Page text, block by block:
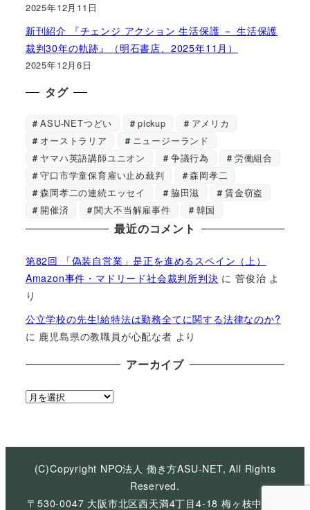
2025年12月11日
新刊紹介 『チェンジ アクション 生活保護 － 生活保護
裁判30年の軌跡』（明石書店、2025年11月）
2025年12月6日
タグ
ASU-NETつどい pickup
アメリカ
オーストラリア
ニュージーランド
ヤマハ英語講師ユニオン
争議行為
労働組合
守口市学童保育雇い止め裁判
森岡孝二
森岡孝二の連続エッセイ
脇田滋
賃金窃盗
開催済
関大不当解雇事件 韓国
最近のコメント
第82回 「偽装自営業」是正を進めるスペイン（上）
Amazon事件・マドリード社会裁判所判決 に菅俊治 よ
り
公立学校の先生!給特法は勤務全てに関する法律なのか?
に 鹿児島県の教職員が心配な者 より
アーカイブ
ア
イ
(C)Copyright NPO法人 働き方ASU-NET, All Rights
Reserved.
〒530-0047 大阪市北区西天満4丁目4-18 梅ヶ枝中央ビ